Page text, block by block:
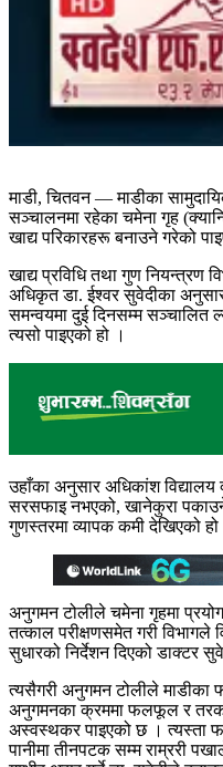
माडी, चितवन — माडीका
सञ्चालनमा रहेका चमेना गृह
खाद्य परिकारहरू बनाउने गरेको
खाद्य प्रविधि तथा गुण नियन्त्रण
अधिकृत डा. ईश्वर सुवेदीका
समन्वयमा दुई दिनसम्म सञ्चालित
त्यसो पाइएको हो ।
उहाँका अनुसार अधिकांश विद्यालय
सरसफाइ नभएको, खानेकुरा
गुणस्तरमा व्यापक कमी देखिएको हो
अनुगमन टोलीले चमेना गृहमा
तत्काल परीक्षणसमेत गरी विभागले
सुधारको निर्देशन दिएको डाक्टर
त्यसैगरी अनुगमन टोलीले
अनुगमनका क्रममा फलफूल र
अस्वस्थकर पाइएको छ । त्यस्ता
पानीमा तीनपटक सम्म राम्ररी